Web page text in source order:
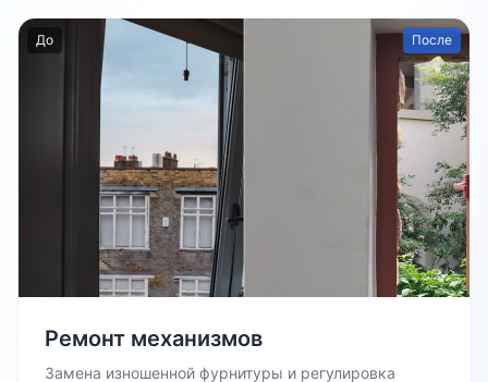
До После
Ремонт механизмов
Замена изношенной фурнитуры и регулировка